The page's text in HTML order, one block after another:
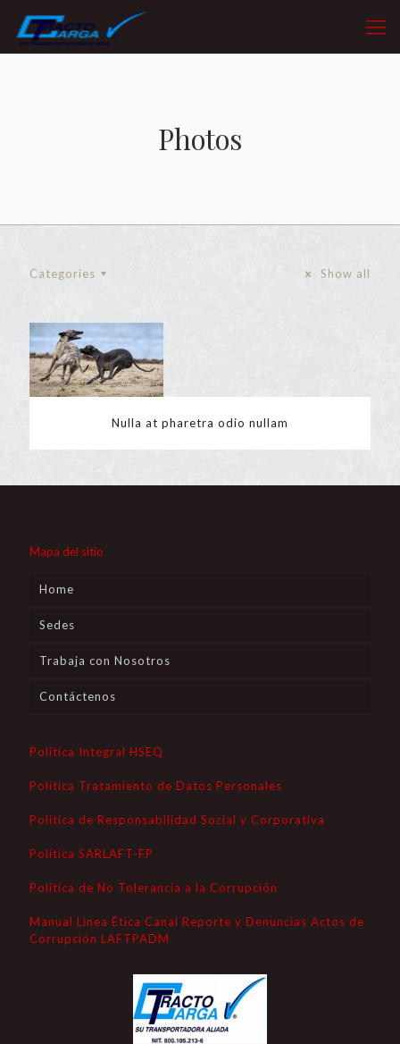
Photos
Categories Show all
Nulla at pharetra odio nullam
Mapa del sitio
Home
Sedes
Trabaja con Nosotros
Contáctenos
Política Integral HSEQ
Política Tratamiento de Datos Personales
Política de Responsabilidad Social y Corporativa
Política SARLAFT-FP
Política de No Tolerancia a la Corrupción
Manual Linea Ética Canal Reporte y Denuncias Actos de
Corrupción LAFTPADM